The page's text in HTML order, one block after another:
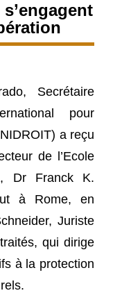
s’engagent
Secrétaire
pour
a reçu
de l’Ecole
Dr Franck K.
à Rome, en
Juriste
qui dirige
à la protection